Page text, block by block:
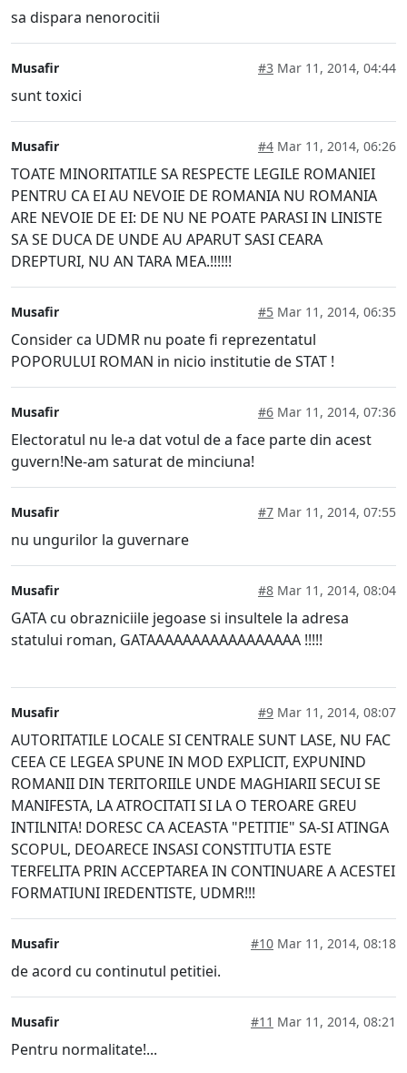
sa dispara nenorocitii
Musafir #3 Mar 11, 2014, 04:44
sunt toxici
Musafir #4 Mar 11, 2014, 06:26
TOATE MINORITATILE SA RESPECTE LEGILE ROMANIEI
PENTRU CA EI AU NEVOIE DE ROMANIA NU ROMANIA
ARE NEVOIE DE EI: DE NU NE POATE PARASI IN LINISTE
SA SE DUCA DE UNDE AU APARUT SASI CEARA
DREPTURI, NU AN TARA MEA.!!!!!!
Musafir #5 Mar 11, 2014, 06:35
Consider ca UDMR nu poate fi reprezentatul
POPORULUI ROMAN in nicio institutie de STAT !
Musafir #6 Mar 11, 2014, 07:36
Electoratul nu le-a dat votul de a face parte din acest
guvern!Ne-am saturat de minciuna!
Musafir #7 Mar 11, 2014, 07:55
nu ungurilor la guvernare
Musafir #8 Mar 11, 2014, 08:04
GATA cu obrazniciile jegoase si insultele la adresa
statului roman, GATAAAAAAAAAAAAAAAAA !!!!!
Musafir #9 Mar 11, 2014, 08:07
AUTORITATILE LOCALE SI CENTRALE SUNT LASE, NU FAC
CEEA CE LEGEA SPUNE IN MOD EXPLICIT, EXPUNIND
ROMANII DIN TERITORIILE UNDE MAGHIARII SECUI SE
MANIFESTA, LA ATROCITATI SI LA O TEROARE GREU
INTILNITA! DORESC CA ACEASTA "PETITIE" SA-SI ATINGA
SCOPUL, DEOARECE INSASI CONSTITUTIA ESTE
TERFELITA PRIN ACCEPTAREA IN CONTINUARE A ACESTEI
FORMATIUNI IREDENTISTE, UDMR!!!
Musafir #10 Mar 11, 2014, 08:18
de acord cu continutul petitiei.
Musafir #11 Mar 11, 2014, 08:21
Pentru normalitate!...